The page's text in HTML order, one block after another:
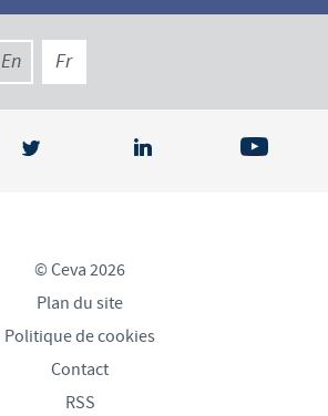
En Fr
© Ceva 2026
Plan du site
Politique de cookies
Contact
RSS